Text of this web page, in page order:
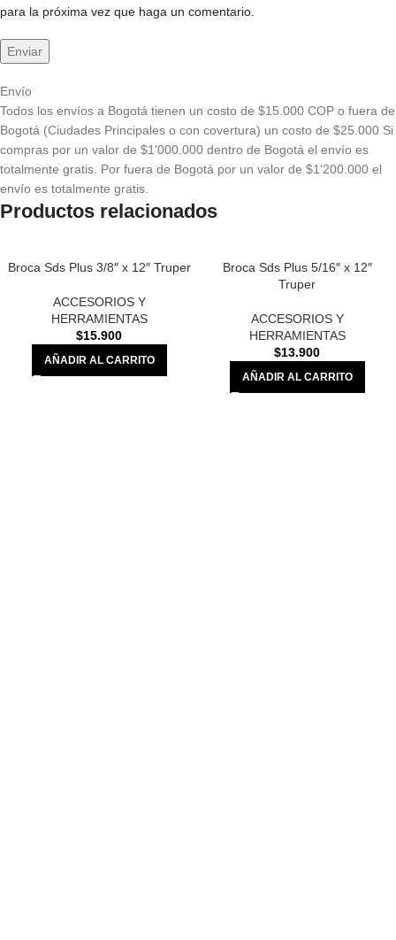
para la próxima vez que haga un comentario.
Envío
Todos los envíos a Bogotá tienen un costo de $15.000 COP o fuera de
Bogotá (Ciudades Principales o con covertura) un costo de $25.000 Si
compras por un valor de $1'000.000 dentro de Bogotá el envío es
totalmente gratis. Por fuera de Bogotá por un valor de $1'200.000 el
envío es totalmente gratis.
Productos relacionados
Broca Sds Plus 3/8″ x 12″ Truper
ACCESORIOS Y
HERRAMIENTAS
$15.900
AÑADIR AL CARRITO
Broca Sds Plus 5/16″ x 12″
Truper
ACCESORIOS Y
HERRAMIENTAS
$13.900
AÑADIR AL CARRITO